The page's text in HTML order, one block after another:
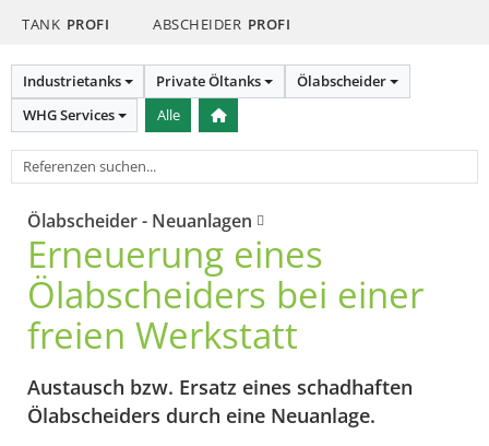
TANK PROFI ABSCHEIDER PROFI
Industrietanks Private Öltanks
Ölabscheider
WHG Services
Alle
Ölabscheider - Neuanlagen
Erneuerung eines
Ölabscheiders bei einer
freien Werkstatt
Austausch bzw. Ersatz eines schadhaften
Ölabscheiders durch eine Neuanlage.